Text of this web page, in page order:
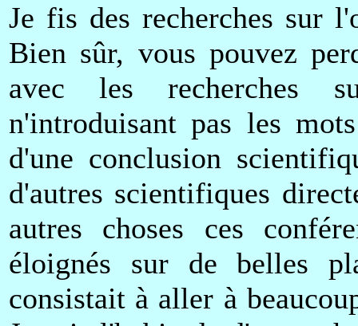
Je fis des recherches sur
Bien sûr, vous pouvez
avec les recherches
n'introduisant pas les
d'une conclusion
d'autres scientifiques
autres choses ces
éloignés sur de belles
consistait à aller à